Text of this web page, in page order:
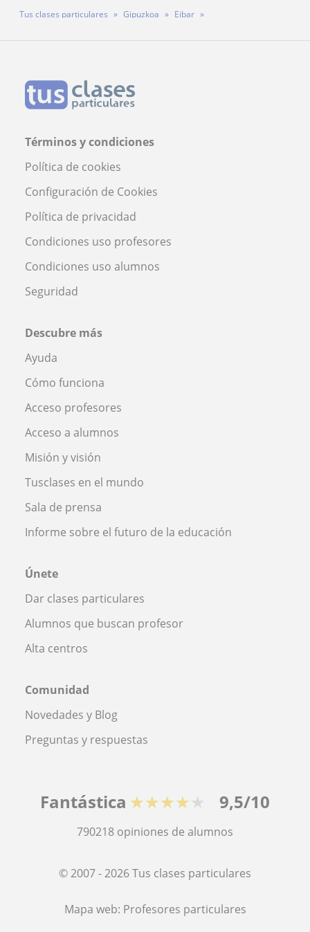
Tus clases particulares Gipuzkoa
Eibar
Términos y condiciones
Política de cookies
Configuración de Cookies
Política de privacidad
Condiciones uso profesores
Condiciones uso alumnos
Seguridad
Descubre más
Ayuda
Cómo funciona
Acceso profesores
Acceso a alumnos
Misión y visión
Tusclases en el mundo
Sala de prensa
Informe sobre el futuro de la educación
Únete
Dar clases particulares
Alumnos que buscan profesor
Alta centros
Comunidad
Novedades y Blog
Preguntas y respuestas
Fantástica ★★★★★ 9,5/10
790218 opiniones de alumnos
© 2007 - 2026 Tus clases particulares
Mapa web: Profesores particulares